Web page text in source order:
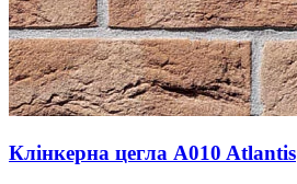
Клінкерна цегла A010 Atlantis